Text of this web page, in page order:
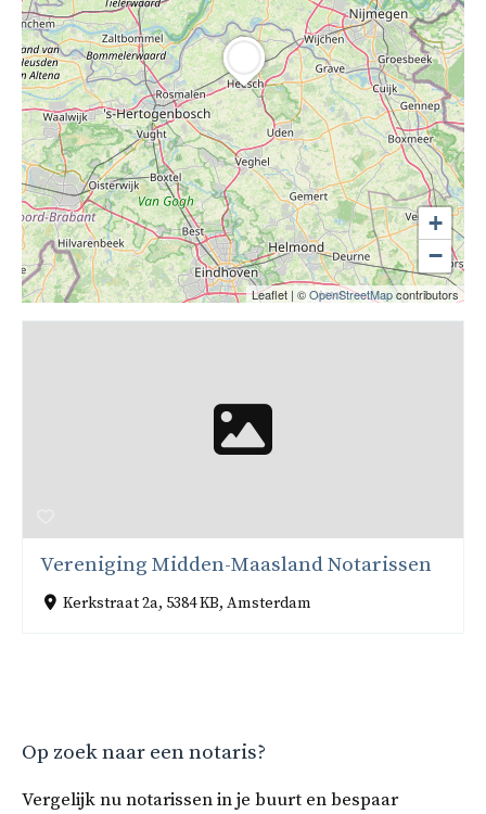
Vereniging Midden-Maasland Notarissen
Kerkstraat 2a, 5384 KB, Amsterdam
+
−
Leaflet | ©OpenStreetMapcontributors
Op zoek naar een notaris?
Vergelijk nu notarissen in je buurt en bespaar